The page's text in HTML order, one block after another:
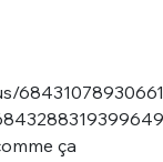
ça